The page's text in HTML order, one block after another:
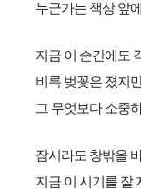
누군가는 책상 앞
지금 이 순간에도
비록 벚꽃은 졌지
그 무엇보다 소중
잠시라도 창밖을
지금 이 시기를 잘